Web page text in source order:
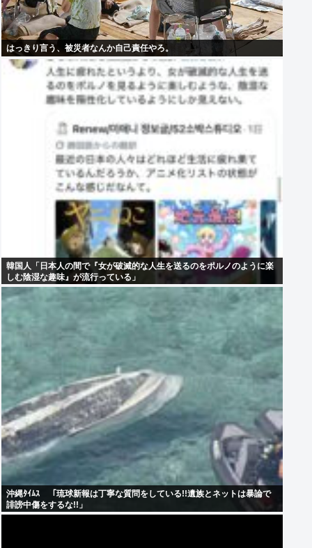
はっきり言う、被災者なんか自己責任やろ。
韓国人「日本人の間で『女が破滅的な人生を送るのをポルノのように楽
しむ陰湿な趣味』が流行っている」
沖縄ﾀｲﾑｽ 「琉球新報は丁寧な質問をしている!!遺族とネットは暴論で
誹謗中傷をするな!!」